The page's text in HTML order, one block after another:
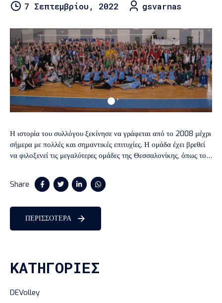
7 Σεπτεμβρίου, 2022 gsvarnas
Η ιστορία του συλλόγου ξεκίνησε να γράφεται από το 2008 μέχρι
σήμερα με πολλές και σημαντικές επιτυχίες. Η ομάδα έχει βρεθεί
να φιλοξενεί τις μεγαλύτερες ομάδες της Θεσσαλονίκης, όπως τον
στους 8 του κυπέλου Ελλάδος αλλά και τον Άρη με συμμετοχές σε
υψηλά πρωταθλήματα.
Share
ΠΕΡΙΣΣΟΤΕΡΑ
KΑΤΗΓΟΡΊΕΣ
DEVolley